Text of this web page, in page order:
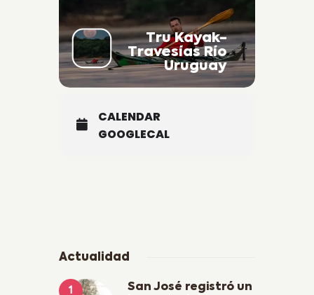
Tru Kayak-
Travesías Río
Uruguay
CALENDAR
GOOGLECAL
Actualidad
San José registró un